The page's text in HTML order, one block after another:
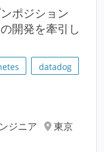
ポジション
開発を牽引し
datadog
ジニア
東京